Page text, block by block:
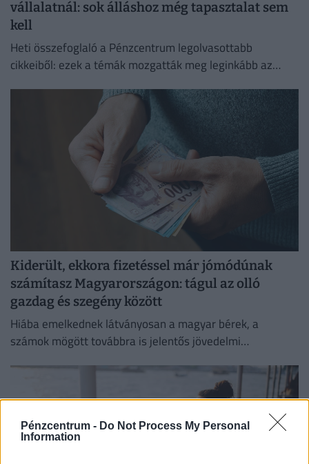
Pénzcentrum - Do Not Process My Personal
Information
vállalatnál: sok álláshoz még tapasztalat sem
kell
Heti összefoglaló a Pénzcentrum legolvasottabb
cikkeiből: ezek a témák mozgatták meg leginkább az
Kiderült, ekkora fizetéssel már jómódúnak
számítasz Magyarországon: tágul az olló
gazdag és szegény között
Hiába emelkednek látványosan a magyar bérek, a
számok mögött továbbra is jelentős jövedelmi